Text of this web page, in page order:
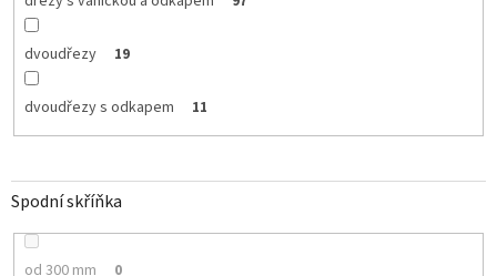
dvoudřezy 19
dvoudřezy s odkapem 11
Spodní skříňka
od 300 mm 0